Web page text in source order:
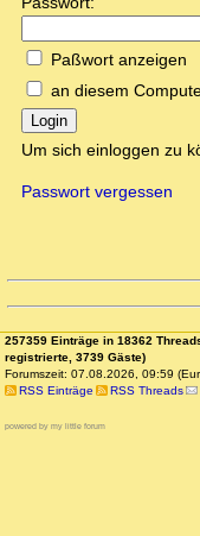
Paßwort anzeigen
an diesem
Login
Um sich einloggen zu
Passwort vergessen
257359 Einträge in 18362
registrierte, 3739 Gäste)
Forumszeit: 07.08.2026, 09:59
RSS Einträge
RSS Threads
powered by my little forum